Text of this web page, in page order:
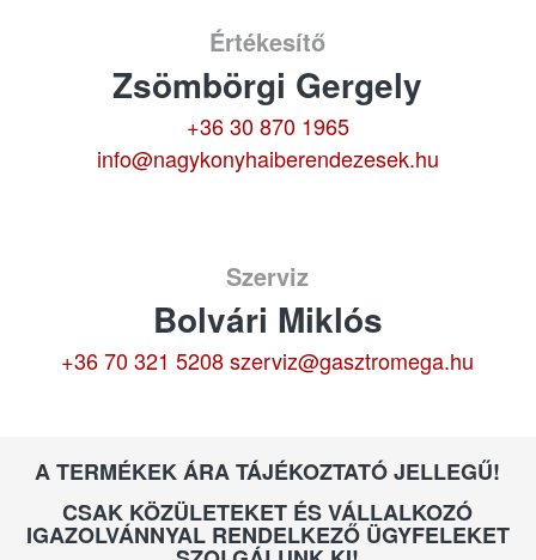
Értékesítő
Zsömbörgi Gergely
+36 30 870 1965
info@nagykonyhaiberendezesek.hu
Szerviz
Bolvári Miklós
+36 70 321 5208 szerviz@gasztromega.hu
A TERMÉKEK ÁRA TÁJÉKOZTATÓ JELLEGŰ!
CSAK KÖZÜLETEKET ÉS VÁLLALKOZÓ
IGAZOLVÁNNYAL RENDELKEZŐ ÜGYFELEKET